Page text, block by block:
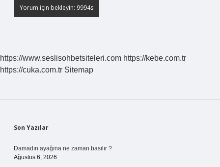
https://www.seslisohbetsiteleri.com https://kebe.com.tr
https://cuka.com.tr Sitemap
Sidebar
Son Yazılar
Damadın ayağına ne zaman basılır ?
Ağustos 6, 2026